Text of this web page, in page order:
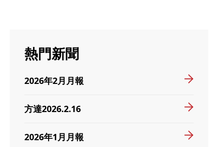
熱門新聞
2026年2月月報
方達2026.2.16
2026年1月月報